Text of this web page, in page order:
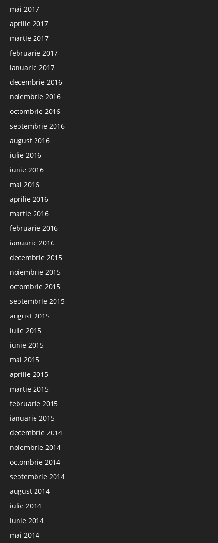
mai 2017
aprilie 2017
martie 2017
februarie 2017
ianuarie 2017
decembrie 2016
noiembrie 2016
octombrie 2016
septembrie 2016
august 2016
iulie 2016
iunie 2016
mai 2016
aprilie 2016
martie 2016
februarie 2016
ianuarie 2016
decembrie 2015
noiembrie 2015
octombrie 2015
septembrie 2015
august 2015
iulie 2015
iunie 2015
mai 2015
aprilie 2015
martie 2015
februarie 2015
ianuarie 2015
decembrie 2014
noiembrie 2014
octombrie 2014
septembrie 2014
august 2014
iulie 2014
iunie 2014
mai 2014